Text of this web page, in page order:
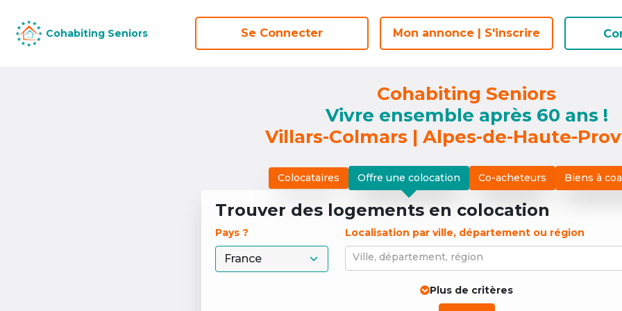
Cohabiting Seniors Se Connecter Mon annonce | S'inscrire
Cohabiting Seniors Se Connecter Mon annonce | S'inscrire
Cohabiting Seniors
Vivre ensemble après 60 ans !
Villars-Colmars | Alpes-de-Haute-
Colocataires Offre une colocation Co-acheteurs Biens à
Trouver des logements en colocation
Pays ?
Localisation par ville, département ou région
Ville, département, région
Plus de critères